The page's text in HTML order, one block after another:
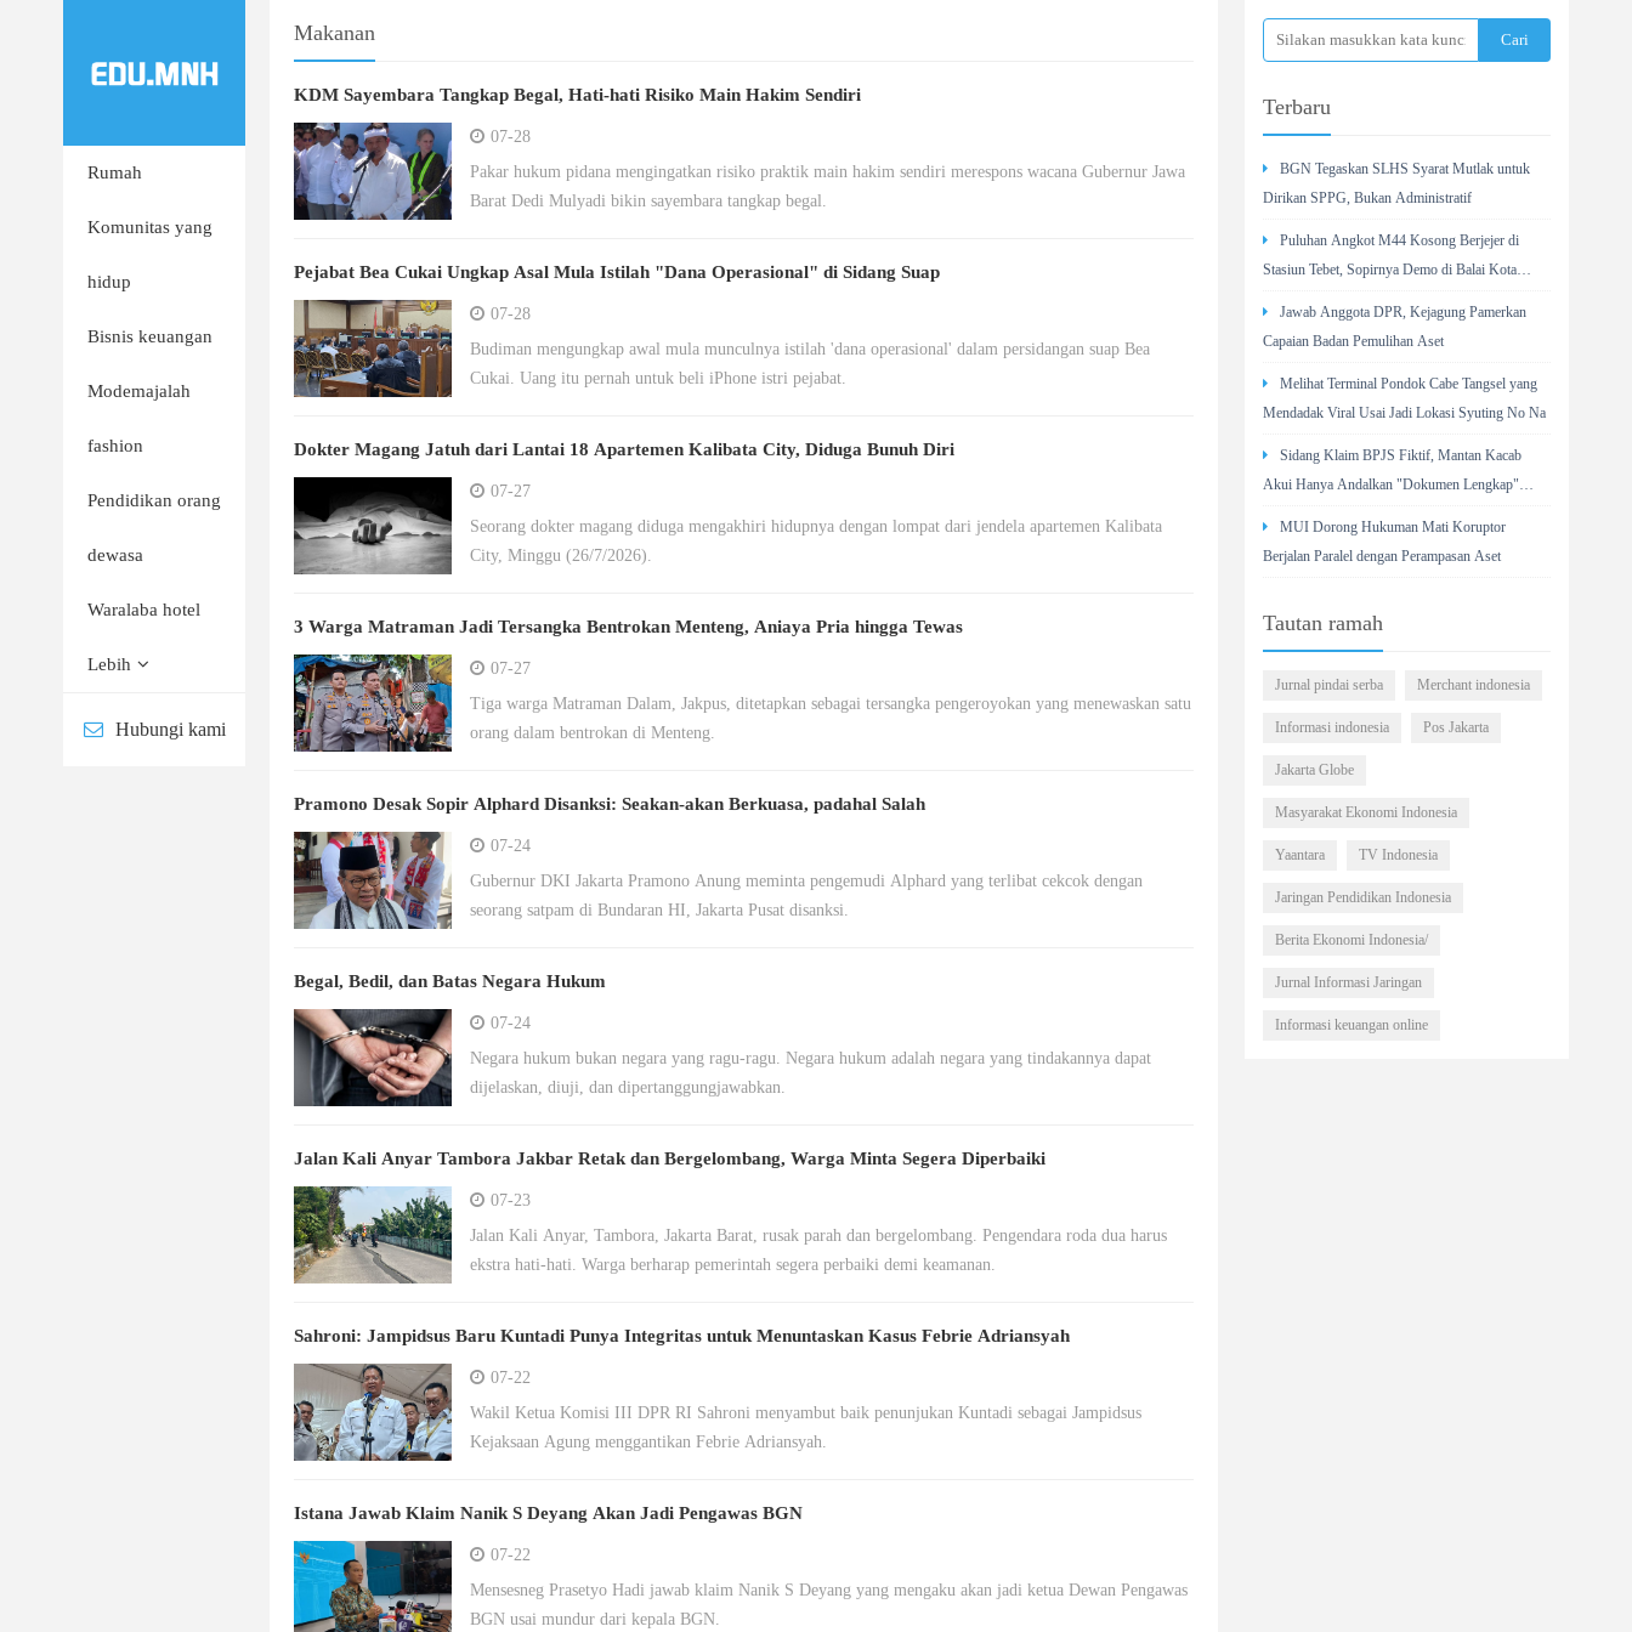
Rumah
Komunitas yang
hidup
Bisnis keuangan
Modemajalah
fashion
Pendidikan orang
dewasa
Waralaba hotel
Lebih
Hubungi kami
Makanan
KDM Sayembara Tangkap Begal, Hati-hati Risiko Main Hakim Sendiri
07-28
Pakar hukum pidana mengingatkan risiko praktik main hakim sendiri merespons wacana Gubernur Jawa
Barat Dedi Mulyadi bikin sayembara tangkap begal.
Pejabat Bea Cukai Ungkap Asal Mula Istilah "Dana Operasional" di Sidang Suap
07-28
Budiman mengungkap awal mula munculnya istilah 'dana operasional' dalam persidangan suap Bea
Cukai. Uang itu pernah untuk beli iPhone istri pejabat.
Dokter Magang Jatuh dari Lantai 18 Apartemen Kalibata City, Diduga Bunuh Diri
07-27
Seorang dokter magang diduga mengakhiri hidupnya dengan lompat dari jendela apartemen Kalibata
City, Minggu (26/7/2026).
3 Warga Matraman Jadi Tersangka Bentrokan Menteng, Aniaya Pria hingga Tewas
07-27
Tiga warga Matraman Dalam, Jakpus, ditetapkan sebagai tersangka pengeroyokan yang menewaskan satu
orang dalam bentrokan di Menteng.
Pramono Desak Sopir Alphard Disanksi: Seakan-akan Berkuasa, padahal Salah
07-24
Gubernur DKI Jakarta Pramono Anung meminta pengemudi Alphard yang terlibat cekcok dengan
seorang satpam di Bundaran HI, Jakarta Pusat disanksi.
Begal, Bedil, dan Batas Negara Hukum
07-24
Negara hukum bukan negara yang ragu-ragu. Negara hukum adalah negara yang tindakannya dapat
dijelaskan, diuji, dan dipertanggungjawabkan.
Jalan Kali Anyar Tambora Jakbar Retak dan Bergelombang, Warga Minta Segera Diperbaiki
07-23
Jalan Kali Anyar, Tambora, Jakarta Barat, rusak parah dan bergelombang. Pengendara roda dua harus
ekstra hati-hati. Warga berharap pemerintah segera perbaiki demi keamanan.
Sahroni: Jampidsus Baru Kuntadi Punya Integritas untuk Menuntaskan Kasus Febrie Adriansyah
07-22
Wakil Ketua Komisi III DPR RI Sahroni menyambut baik penunjukan Kuntadi sebagai Jampidsus
Kejaksaan Agung menggantikan Febrie Adriansyah.
Istana Jawab Klaim Nanik S Deyang Akan Jadi Pengawas BGN
07-22
Mensesneg Prasetyo Hadi jawab klaim Nanik S Deyang yang mengaku akan jadi ketua Dewan Pengawas
BGN usai mundur dari kepala BGN.
Terbaru
BGN Tegaskan SLHS Syarat Mutlak untuk
Dirikan SPPG, Bukan Administratif
Puluhan Angkot M44 Kosong Berjejer di
Stasiun Tebet, Sopirnya Demo di Balai Kota
Jawab Anggota DPR, Kejagung Pamerkan
Capaian Badan Pemulihan Aset
Melihat Terminal Pondok Cabe Tangsel yang
Mendadak Viral Usai Jadi Lokasi Syuting No Na
Sidang Klaim BPJS Fiktif, Mantan Kacab
Akui Hanya Andalkan "Dokumen Lengkap"
MUI Dorong Hukuman Mati Koruptor
Berjalan Paralel dengan Perampasan Aset
Tautan ramah
Jurnal pindai serba Merchant indonesia
Informasi indonesia Pos Jakarta
Jakarta Globe
Masyarakat Ekonomi Indonesia
Yaantara TV Indonesia
Jaringan Pendidikan Indonesia
Berita Ekonomi Indonesia/
Jurnal Informasi Jaringan
Informasi keuangan online